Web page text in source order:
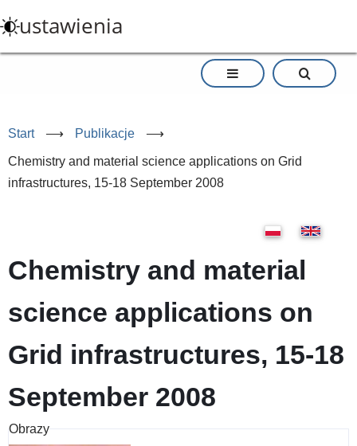
do
treści
ustawienia
Start ⟶ Publikacje ⟶
Chemistry and material science applications on Grid
infrastructures, 15-18 September 2008
Chemistry and material
science applications on
Grid infrastructures, 15-18
September 2008
Obrazy